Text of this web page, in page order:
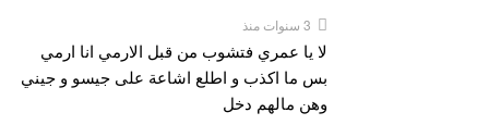
3 سنوات منذ
لا يا عمري فتشوب من قبل الارمي انا ارمي
بس ما اكذب و اطلع اشاعة على جيسو و جيني
وهن مالهم دخل